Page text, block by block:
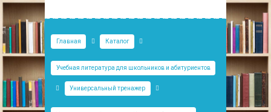
Главная Каталог
Учебная литература для школьников и абитуриентов
Универсальный тренажер